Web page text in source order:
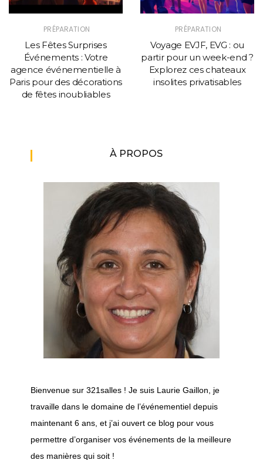
PRÉPARATION
Les Fêtes Surprises
Événements : Votre
agence événementielle à
Paris pour des décorations
de fêtes inoubliables
PRÉPARATION
Voyage EVJF, EVG : ou
partir pour un week-end ?
Explorez ces chateaux
insolites privatisables
À PROPOS
Bienvenue sur 321salles ! Je suis Laurie Gaillon, je
travaille dans le domaine de l’événementiel depuis
maintenant 6 ans, et j’ai ouvert ce blog pour vous
permettre d’organiser vos événements de la meilleure
des manières qui soit !